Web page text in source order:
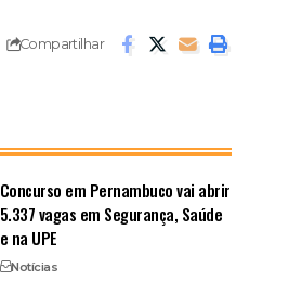
Compartilhar
Concurso em Pernambuco vai abrir
5.337 vagas em Segurança, Saúde
e na UPE
Notícias